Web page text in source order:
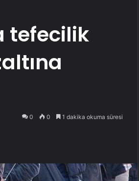
tefecilik
0 0 1 dakika okuma süresi